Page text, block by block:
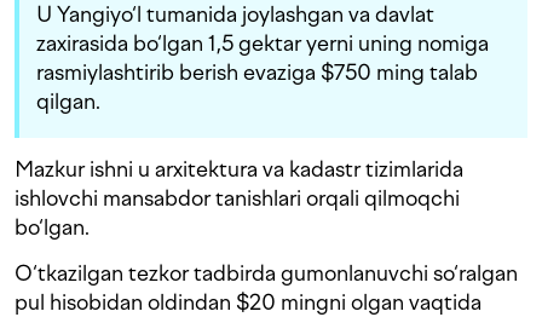
U Yangiyo‘l tumanida joylashgan va davlat
zaxirasida bo‘lgan 1,5 gektar yerni uning nomiga
rasmiylashtirib berish evaziga $750 ming talab
qilgan.
Mazkur ishni u arxitektura va kadastr tizimlarida
ishlovchi mansabdor tanishlari orqali qilmoqchi
bo‘lgan.
O‘tkazilgan tezkor tadbirda gumonlanuvchi so‘ralgan
pul hisobidan oldindan $20 mingni olgan vaqtida